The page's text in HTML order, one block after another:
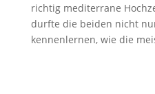
richtig mediterrane
durfte die beiden nicht
kennenlernen, wie die